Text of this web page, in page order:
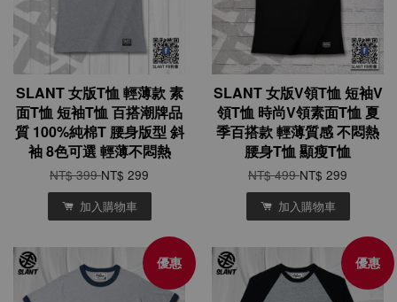
SLANT 女版T恤 輕薄款 素
面T恤 短袖T恤 百搭潮牌品
質 100%純棉T 腰身版型 斜
袖 8色可選 輕薄不悶熱
NT$ 399NT$ 299
加入購物車
SLANT 女版V領T恤 短袖V
領T恤 時尚V領素面T恤 夏
季百搭款 輕薄質感 不悶熱
腰身T恤 顯瘦T恤
NT$ 499NT$ 299
加入購物車
優惠 優惠